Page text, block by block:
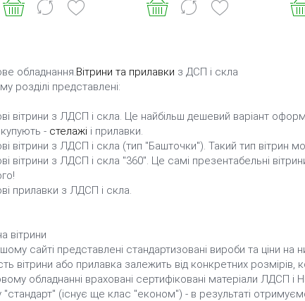
обладнання.Вітрини та прилавки з ДСП і скла
розділі представлені:
вітрини з ЛДСП і скла. Це найбільш дешевий варіант
- стелажі і прилавки.
вітрини з ЛДСП і скла (тип "Башточки"). Такий тип вітрин
вітрини з ЛДСП і скла "360". Це самі презентабельні
прилавки з ЛДСП і скла.
вітрини
сайті представлені стандартизовані вироби та ціни на
вітрини або прилавка залежить від конкретних розмірів,
обладнанні враховані сертифіковані матеріали ЛДСП і
"стандарт" (існує ще клас "економ") - в результаті